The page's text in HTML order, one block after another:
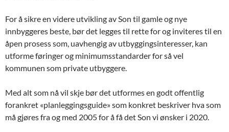
For å sikre en videre utvikling av Son til gamle og nye
innbyggeres beste, bør det legges til rette for og inviteres til en
åpen prosess som, uavhengig av utbyggingsinteresser, kan
utforme føringer og minimumsstandarder for så vel
kommunen som private utbyggere.
Med alt som nå vil skje bør det utformes en godt offentlig
forankret «planleggingsguide» som konkret beskriver hva som
må gjøres fra og med 2005 for å få det Son vi ønsker i 2020.